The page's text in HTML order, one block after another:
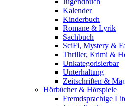
Jugendbuch
Kalender
Kinderbuch
Romane & Lyrik
Sachbuch
SciFi, Mystery &
Thriller, Krimi &
Unkategorisierbar
Unterhaltung
Zeitschriften &
Hörbücher & Hörspiele
Fremdsprachige